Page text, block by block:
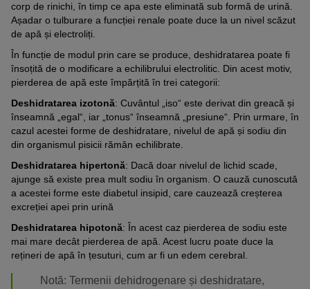
corp de rinichi, în timp ce apa este eliminată sub formă de urină.
Așadar o tulburare a funcției renale poate duce la un nivel scăzut
de apă și electroliți.
În funcție de modul prin care se produce, deshidratarea poate fi
însoțită de o modificare a echilibrului electrolitic. Din acest motiv,
pierderea de apă este împărțită în trei categorii:
Deshidratarea izotonă: Cuvântul „iso“ este derivat din greacă și
înseamnă „egal“, iar „tonus“ înseamnă „presiune“. Prin urmare, în
cazul acestei forme de deshidratare, nivelul de apă și sodiu din
din organismul pisicii rămân echilibrate.
Deshidratarea hipertonă: Dacă doar nivelul de lichid scade,
ajunge să existe prea mult sodiu în organism. O cauză cunoscută
a acestei forme este diabetul insipid, care cauzează creșterea
excreției apei prin urină
Deshidratarea hipotonă: În acest caz pierderea de sodiu este
mai mare decât pierderea de apă. Acest lucru poate duce la
rețineri de apă în țesuturi, cum ar fi un edem cerebral.
Notă: Termenii dehidrogenare și deshidratare,